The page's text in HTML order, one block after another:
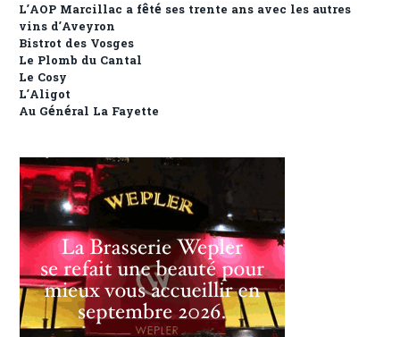
L’AOP Marcillac a fêté ses trente ans avec les autres
vins d’Aveyron
Bistrot des Vosges
Le Plomb du Cantal
Le Cosy
L’Aligot
Au Général La Fayette